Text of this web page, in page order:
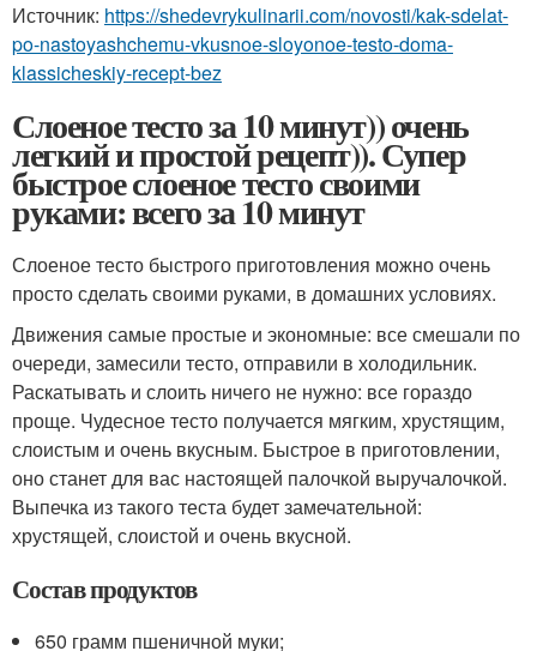
Источник: https://shedevrykulinarii.com/novosti/kak-sdelat-
po-nastoyashchemu-vkusnoe-sloyonoe-testo-doma-
klassicheskiy-recept-bez
Слоеное тесто за 10 минут)) очень
легкий и простой рецепт)). Супер
быстрое слоеное тесто своими
руками: всего за 10 минут
Слоеное тесто быстрого приготовления можно очень
просто сделать своими руками, в домашних условиях.
Движения самые простые и экономные: все смешали по
очереди, замесили тесто, отправили в холодильник.
Раскатывать и слоить ничего не нужно: все гораздо
проще. Чудесное тесто получается мягким, хрустящим,
слоистым и очень вкусным. Быстрое в приготовлении,
оно станет для вас настоящей палочкой выручалочкой.
Выпечка из такого теста будет замечательной:
хрустящей, слоистой и очень вкусной.
Состав продуктов
650 грамм пшеничной муки;